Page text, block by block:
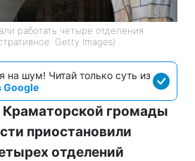
работать четыре отделения
Getty Images)
на шум! Читай только суть из
Google
Краматорской громады
приостановили
отделений